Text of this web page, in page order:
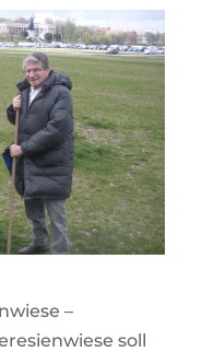
–
soll